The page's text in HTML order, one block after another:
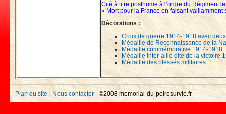
Cité à titre posthume à l’ordre du Régiment
« Mort pour la France en faisant vaillamment
Décorations :
Croix de guerre 1914-1918 avec
Médaille de Reconnaissance de la
Médaille commémorative 1914-1918
Médaille inter-allié dite de la victoire
Médaille des blessés militaires
Plan du site Nous contacter| ©2008 memorial-du-poiresurvie.fr